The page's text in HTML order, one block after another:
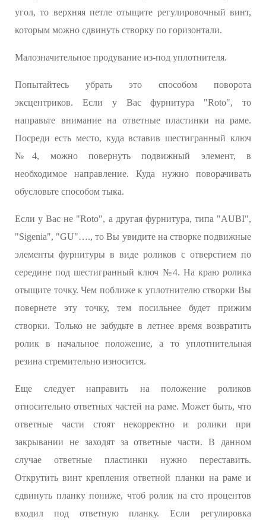
угол, то верхняя петле отыщите регулировочный винт,
которым можно сдвинуть створку по горизонтали.
Малозначительное продувание из-под уплотнителя.
Попытайтесь убрать это способом поворота
эксцентриков. Если у Вас фурнитура "Roto", то
направьте внимание на ответные пластинки на раме.
Посреди есть место, куда вставив шестигранный ключ
№4, можно повернуть подвижный элемент, в
необходимое направление. Куда нужно поворачивать
обусловьте способом тыка.
Если у Вас не "Roto", а другая фурнитура, типа "AUBI",
"Sigenia", "GU"…., то Вы увидите на створке подвижные
элементы фурнитуры в виде роликов с отверстием по
середине под шестигранный ключ №4. На краю ролика
отыщите точку. Чем поближе к уплотнителю створки Вы
повернете эту точку, тем посильнее будет прижим
створки. Только не забудьте в летнее время возвратить
ролик в начальное положение, а то уплотнительная
резина стремительно износится.
Еще следует направить на положение роликов
относительно ответных частей на раме. Может быть, что
ответные части стоят некорректно и ролики при
закрывании не заходят за ответные части. В данном
случае ответные пластинки нужно переставить.
Открутить винт крепления ответной планки на раме и
сдвинуть планку пониже, чтоб ролик на сто процентов
входил под ответную планку. Если регулировка